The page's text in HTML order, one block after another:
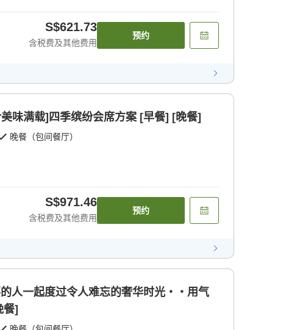
S$621.73
含税费及其他费用
预约
味满载]四季缤纷会席方案 [早餐] [晚餐]
晚餐（包间餐厅）
S$971.46
含税费及其他费用
预约
人一起度过令人难忘的奢华时光・・用气
餐]